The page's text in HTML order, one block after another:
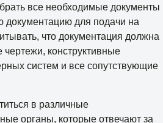
все необходимые документы
документацию для подачи на
что документация должна
чертежи, конструктивные
систем и все сопутствующие
в различные
органы, которые отвечают за